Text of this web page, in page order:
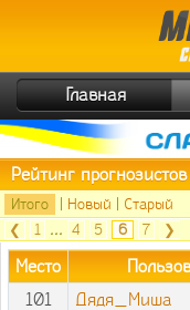
Главная
Рейтинг прогнозистов
Итого Новый
Старый
❮
1 ... 4 5 6 7 ❯
Место
101
Дядя_Миша